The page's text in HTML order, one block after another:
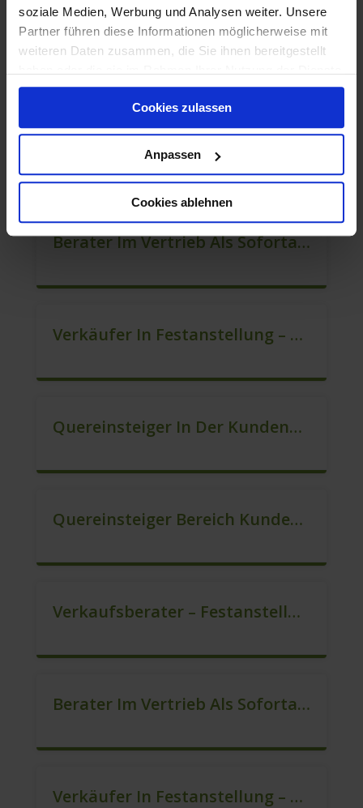
soziale Medien, Werbung und Analysen weiter. Unsere
Partner führen diese Informationen möglicherweise mit
weiteren Daten zusammen, die Sie ihnen bereitgestellt
gesammelt haben.
Cookies zulassen
Anpassen
Cookies ablehnen
Quereinsteiger In Der Kundenberatung (m/w/d)
Berater Im Vertrieb Als Sofortanstellung (m/w/d)
Verkäufer In Festanstellung – Top Gehalt (m/w/d)
Quereinsteiger In Der Kundenberatung (m/w/d)
Quereinsteiger Bereich Kundenberatung (m/w/d)
Verkaufsberater – Festanstellung (m/w/d)
Berater Im Vertrieb Als Sofortanstellung (m/w/d)
Verkäufer In Festanstellung – Top Gehalt (m/w/d)